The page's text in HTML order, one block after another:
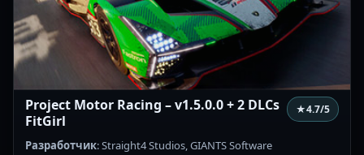
Project Motor Racing – v1.5.0.0 + 2 DLCs
FitGirl
★4.7/5
Разработчик: Straight4 Studios, GIANTS Software